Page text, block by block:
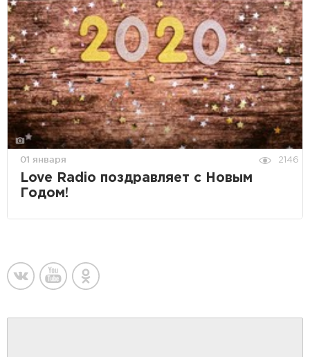
01 января 2146
Love Radio поздравляет с Новым
Годом!